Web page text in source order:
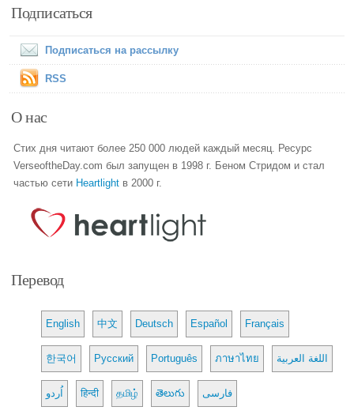
Подписаться
Подписаться на рассылку
RSS
О нас
Стих дня читают более 250 000 людей каждый месяц. Ресурс
VerseoftheDay.com был запущен в 1998 г. Беном Стридом и стал
частью сети Heartlight в 2000 г.
Перевод
English 中文 Deutsch Español Français
한국어 Русский Português ภาษาไทย اللغة العربية
اُردو हिन्दी தமிழ் తెలుగు فارسی